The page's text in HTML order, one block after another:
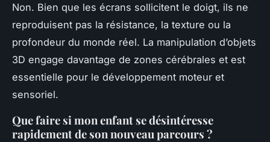
Non. Bien que les écrans sollicitent le doigt, ils ne
reproduisent pas la résistance, la texture ou la
profondeur du monde réel. La manipulation d’objets
3D engage davantage de zones cérébrales et est
essentielle pour le développement moteur et
sensoriel.
Que faire si mon enfant se désintéresse
rapidement de son nouveau parcours ?